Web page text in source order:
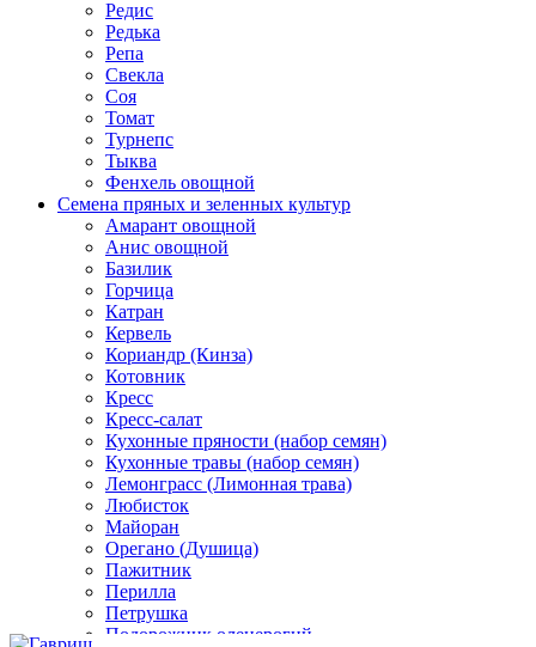
Редис
Редька
Репа
Свекла
Соя
Томат
Турнепс
Тыква
Фенхель овощной
Семена пряных и зеленных культур
Амарант овощной
Анис овощной
Базилик
Горчица
Катран
Кервель
Кориандр (Кинза)
Котовник
Кресс
Кресс-салат
Кухонные пряности (набор семян)
Кухонные травы (набор семян)
Лемонграсс (Лимонная трава)
Любисток
Майоран
Орегано (Душица)
Пажитник
Перилла
Петрушка
Подорожник оленерогий